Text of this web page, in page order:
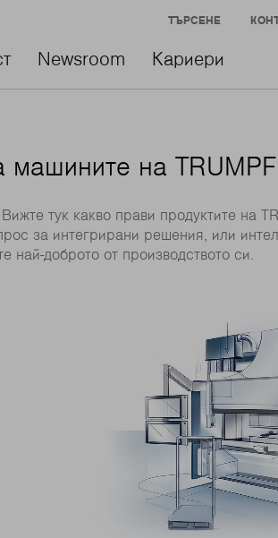
Newsroom Кариери
ТЪРСЕНЕ
машините на TRUMPF
тук какво прави продуктите на
за интегрирани решения, или
най-доброто от производството си.